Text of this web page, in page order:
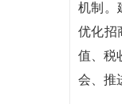
机制。
优化招
值、税
会、推